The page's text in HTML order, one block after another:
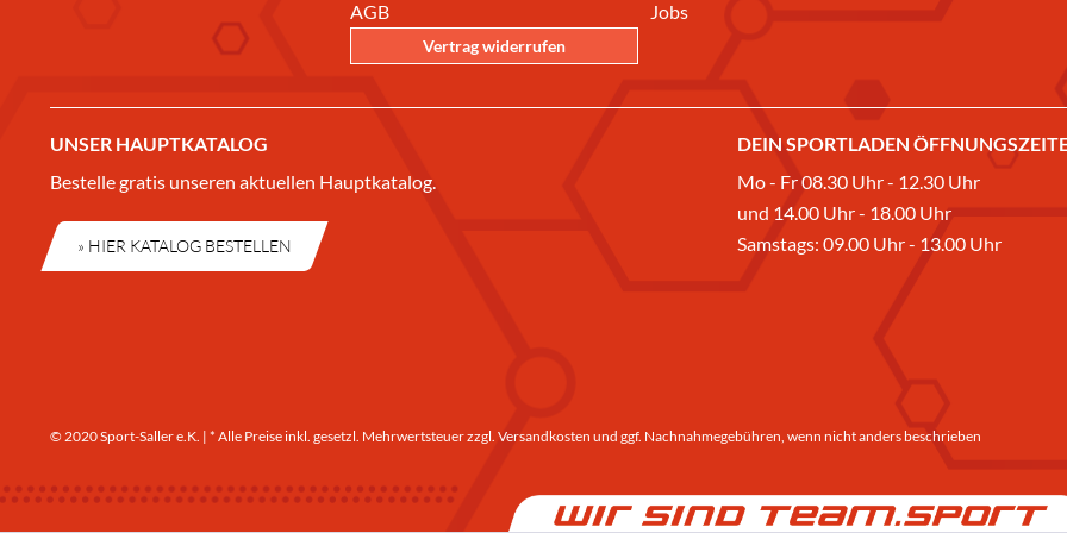
AGB
Vertrag widerrufen
Jobs
UNSER HAUPTKATALOG
Bestelle gratis unseren aktuellen Hauptkatalog.
» HIER KATALOG BESTELLEN
DEIN SPORTLADEN
Mo - Fr 08.30 Uhr - 12.30 Uhr
und 14.00 Uhr - 18.00 Uhr
Samstags: 09.00 Uhr - 13.00 Uhr
© 2020 Sport-Saller e.K. | * Alle Preise inkl. gesetzl. Mehrwertsteuer zzgl. Versandkosten und ggf. Nachnahmegebühren, wenn nicht anders beschrieben